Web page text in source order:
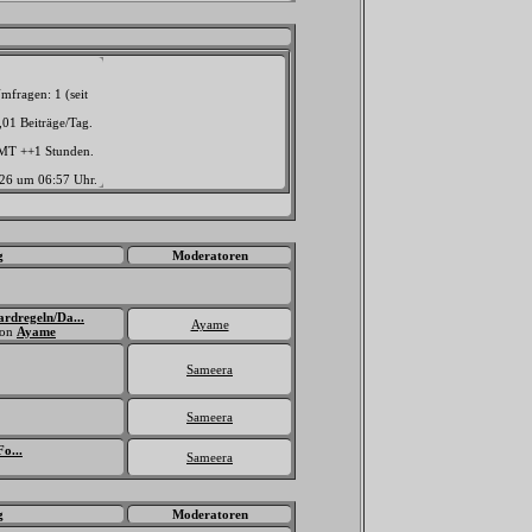
1 (seit
Beiträge/Tag.
++1 Stunden.
um 06:57 Uhr.
Moderatoren
Da...
Ayame Ayame
Sameera
Sameera
Sameera
Moderatoren